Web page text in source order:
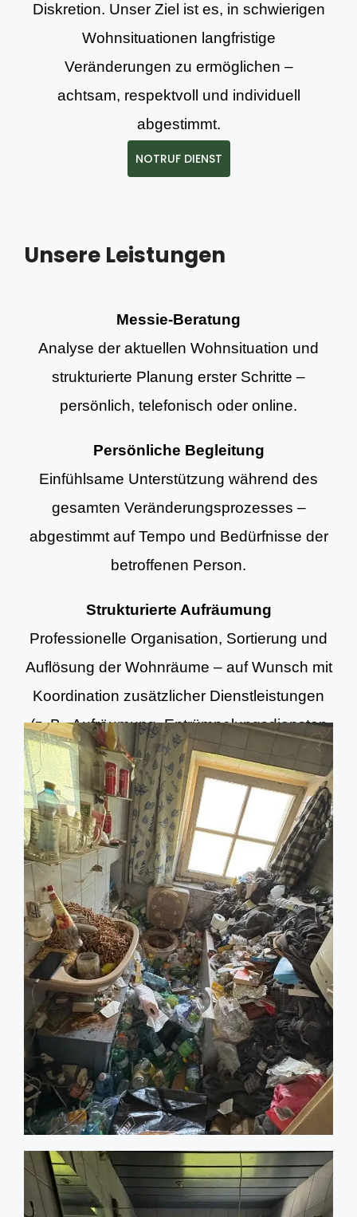
Diskretion. Unser Ziel ist es, in schwierigen
Wohnsituationen langfristige
Veränderungen zu ermöglichen –
achtsam, respektvoll und individuell
abgestimmt.
NOTRUF DIENST
Unsere Leistungen
Messie-Beratung
Analyse der aktuellen Wohnsituation und
strukturierte Planung erster Schritte –
persönlich, telefonisch oder online.
Persönliche Begleitung
Einfühlsame Unterstützung während des
gesamten Veränderungsprozesses –
abgestimmt auf Tempo und Bedürfnisse der
betroffenen Person.
Strukturierte Aufräumung
Professionelle Organisation, Sortierung und
Auflösung der Wohnräume – auf Wunsch mit
Koordination zusätzlicher Dienstleistungen
(z. B. Aufräumung, Entrümpelungsdiensten
und Grundreinigung).